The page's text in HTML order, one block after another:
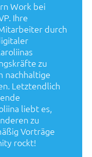
Work bei
Ihre
durch
zu
nachhaltige
Letztendlich
liebt es,
zu
Vorträge
rockt!